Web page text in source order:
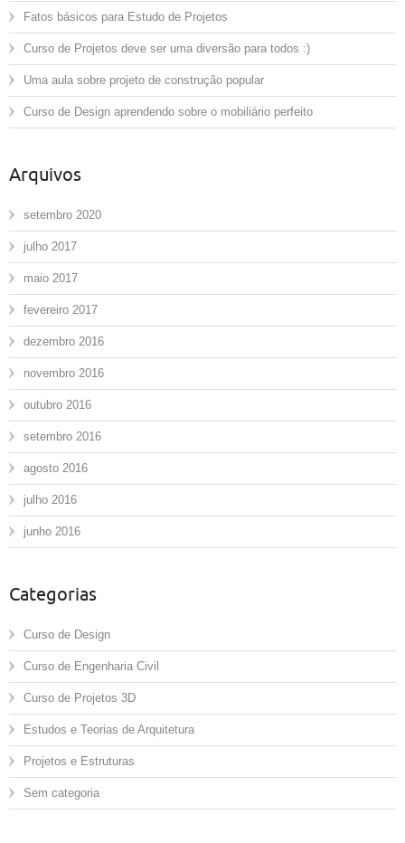
Fatos básicos para Estudo de Projetos
Curso de Projetos deve ser uma diversão para todos :)
Uma aula sobre projeto de construção popular
Curso de Design aprendendo sobre o mobiliário perfeito
Arquivos
setembro 2020
julho 2017
maio 2017
fevereiro 2017
dezembro 2016
novembro 2016
outubro 2016
setembro 2016
agosto 2016
julho 2016
junho 2016
Categorias
Curso de Design
Curso de Engenharia Civil
Curso de Projetos 3D
Estudos e Teorias de Arquitetura
Projetos e Estruturas
Sem categoria